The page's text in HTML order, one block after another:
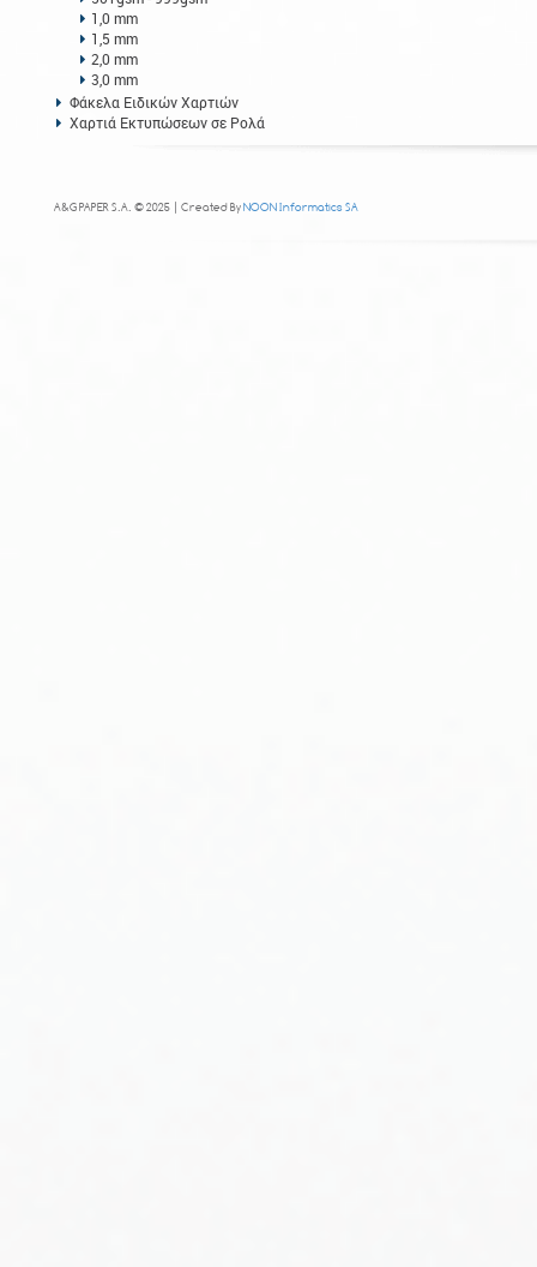
1,0 mm
1,5 mm
2,0 mm
3,0 mm
Φάκελα Ειδικών Χαρτιών
Χαρτιά Εκτυπώσεων σε Ρολά
A&G PAPER S.A. © 2025 | Created ByNOON Informatics SA